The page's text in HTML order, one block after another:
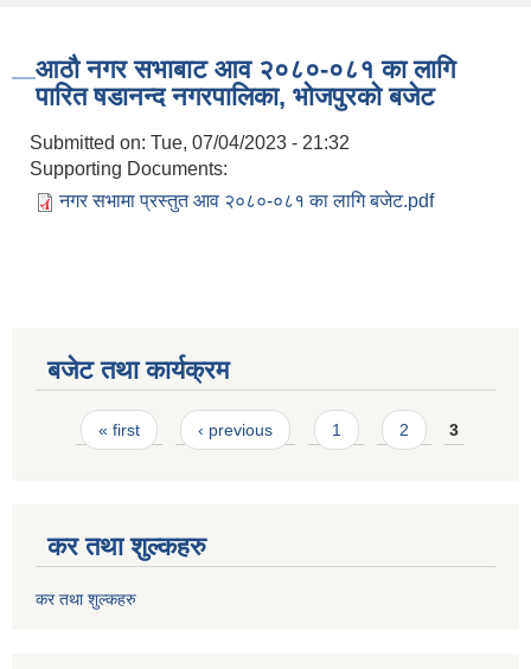
आठौ नगर सभाबाट आव २०८०-०८१ का लागि
पारित षडानन्द नगरपालिका, भोजपुरको बजेट
Submitted on: Tue, 07/04/2023 - 21:32
Supporting Documents:
नगर सभामा प्रस्तुत आव २०८०-०८१ का लागि बजेट.pdf
बजेट तथा कार्यक्रम
Pages
« first ‹ previous 1 2 3
कर तथा शुल्कहरु
कर तथा शुल्कहरु